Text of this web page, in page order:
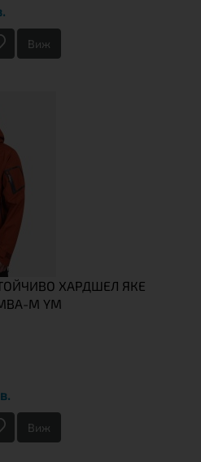
Виж
ХАРДШЕЛ ЯКЕ
M YM
Виж